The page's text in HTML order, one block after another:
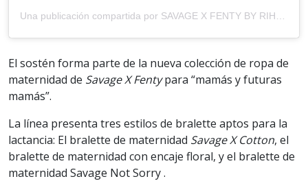
El sostén forma parte de la nueva colección de ropa de
maternidad de Savage X Fentypara “mamás y futuras
mamás”.
La línea presenta tres estilos de bralette aptos para la
lactancia: El bralette de maternidad Savage X Cotton, el
bralette de maternidad con encaje floral, y el bralette de
maternidad Savage Not Sorry .